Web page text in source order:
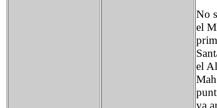
No
el
el
ya